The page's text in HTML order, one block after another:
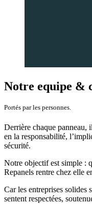
Notre equipe &
Portés par les personnes.
Derrière chaque panneau,
en la responsabilité,
sécurité.
Notre objectif est simple :
Repanels rentre chez elle
Car les entreprises solides
sentent respectées,